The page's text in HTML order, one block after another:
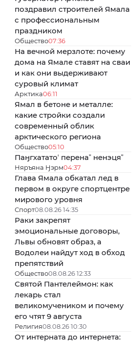
поздравил строителей Ямала
с профессиональным
праздником
Общество07:36
На вечной мерзлоте: почему
дома на Ямале ставят на сваи
и как они выдерживают
суровый климат
Арктика06:11
Ямал в бетоне и металле:
какие стройки создали
современный облик
арктического региона
Общество05:10
Паӈгхататоʼ перенаˮ ненэцяˮ
Няръяна Ӈэрм04:37
Глава Ямала обкатал лед в
первом в округе спортцентре
мирового уровня
Спорт08.08.26 14:35
Раки закрепят
эмоциональные договоры,
Львы обновят образ, а
Водолеи найдут ход в обход
препятствий
Общество08.08.26 12:33
Святой Пантелеймон: как
лекарь стал
великомучеником и почему
его чтят 9 августа
Религия08.08.26 10:30
От интерната до интернета: